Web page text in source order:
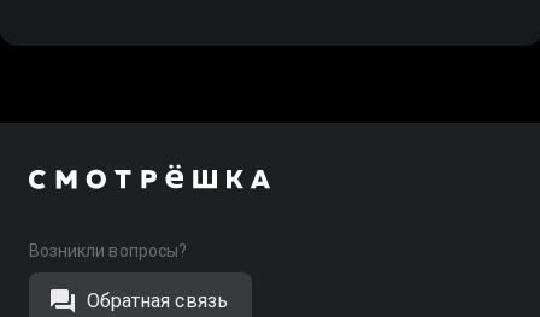
Возникли вопросы?
Обратная связь